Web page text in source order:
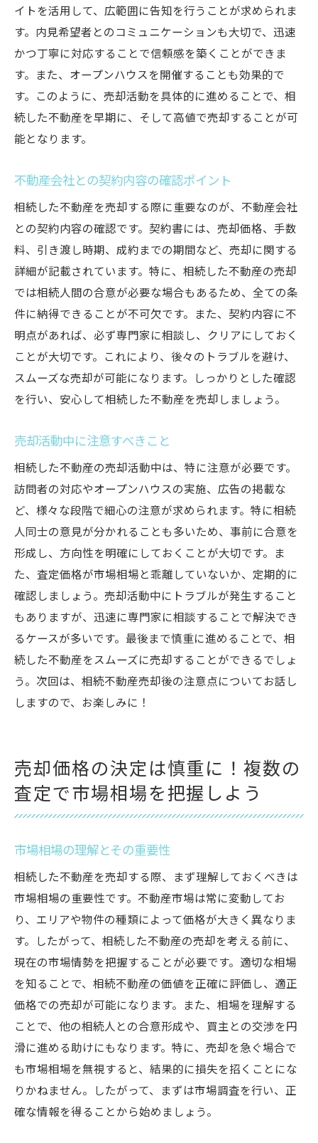
イトを活用して、広範囲に告知を行うことが求められま
す。内見希望者とのコミュニケーションも大切で、迅速
かつ丁寧に対応することで信頼感を築くことができま
す。また、オープンハウスを開催することも効果的で
す。このように、売却活動を具体的に進めることで、相
続した不動産を早期に、そして高値で売却することが可
能となります。
不動産会社との契約内容の確認ポイント
相続した不動産を売却する際に重要なのが、不動産会社
との契約内容の確認です。契約書には、売却価格、手数
料、引き渡し時期、成約までの期間など、売却に関する
詳細が記載されています。特に、相続した不動産の売却
では相続人間の合意が必要な場合もあるため、全ての条
件に納得できることが不可欠です。また、契約内容に不
明点があれば、必ず専門家に相談し、クリアにしておく
ことが大切です。これにより、後々のトラブルを避け、
スムーズな売却が可能になります。しっかりとした確認
を行い、安心して相続した不動産を売却しましょう。
売却活動中に注意すべきこと
相続した不動産の売却活動中は、特に注意が必要です。
訪問者の対応やオープンハウスの実施、広告の掲載な
ど、様々な段階で細心の注意が求められます。特に相続
人同士の意見が分かれることも多いため、事前に合意を
形成し、方向性を明確にしておくことが大切です。ま
た、査定価格が市場相場と乖離していないか、定期的に
確認しましょう。売却活動中にトラブルが発生すること
もありますが、迅速に専門家に相談することで解決でき
るケースが多いです。最後まで慎重に進めることで、相
続した不動産をスムーズに売却することができるでしょ
う。次回は、相続不動産売却後の注意点についてお話し
しますので、お楽しみに！
売却価格の決定は慎重に！複数の
査定で市場相場を把握しよう
市場相場の理解とその重要性
相続した不動産を売却する際、まず理解しておくべきは
市場相場の重要性です。不動産市場は常に変動してお
り、エリアや物件の種類によって価格が大きく異なりま
す。したがって、相続した不動産の売却を考える前に、
現在の市場情勢を把握することが必要です。適切な相場
を知ることで、相続不動産の価値を正確に評価し、適正
価格での売却が可能になります。また、相場を理解する
ことで、他の相続人との合意形成や、買主との交渉を円
滑に進める助けにもなります。特に、売却を急ぐ場合で
も市場相場を無視すると、結果的に損失を招くことにな
りかねません。したがって、まずは市場調査を行い、正
確な情報を得ることから始めましょう。